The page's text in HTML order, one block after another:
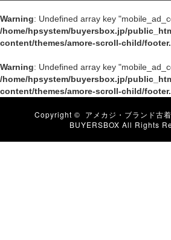
Warning: Undefined array key
/home/hpsystem/buyersbox.jp/
content/themes/amore-scroll-child/
Warning: Undefined array key
/home/hpsystem/buyersbox.jp/
content/themes/amore-scroll-child/
Copyright © アメカジ・ブランド古
BUYERSBOX All Rights